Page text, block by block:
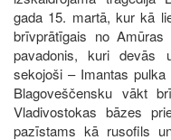
gada 15. martā, kur kā
brīvprātīgais no
pavadonis, kuri devās
sekojoši – Imantas
Blagoveščensku vākt
Vladivostokas bāzes
pazīstams kā rusofils